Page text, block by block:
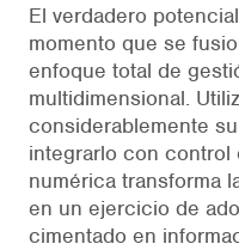
El verdadero
momento que se
enfoque total de
multidimensional.
considerablemente
integrarlo con control
numérica transforma
en un ejercicio de
cimentado en